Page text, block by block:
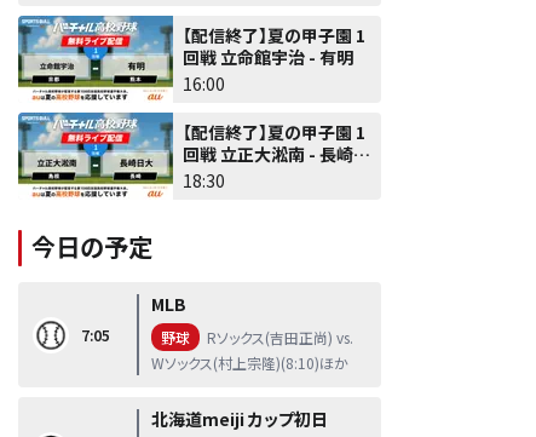
【配信終了】夏の甲子園 1
回戦 立命館宇治 - 有明
16:00
【配信終了】夏の甲子園 1
回戦 立正大淞南 - 長崎日
大
18:30
今日の予定
7:05
MLB
野球
Rソックス(吉田正尚) vs.
Wソックス(村上宗隆)(8:10)ほか
北海道meiji カップ初日